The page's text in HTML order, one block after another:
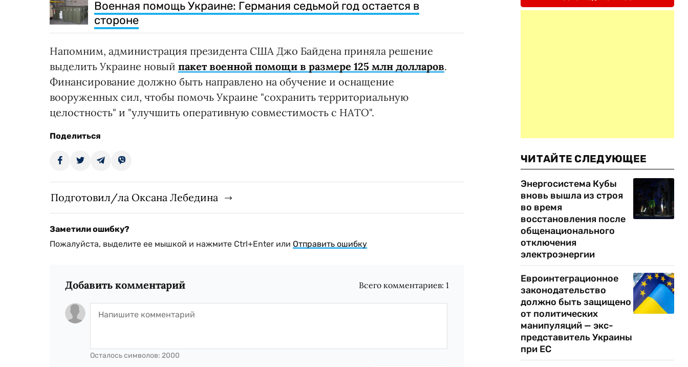
Военная помощь Украине: Германия седьмой год остается в
стороне
Напомним, администрация президента США Джо Байдена приняла решение
выделить Украине новый пакет военной помощи в размере 125 млн долларов.
Финансирование должно быть направлено на обучение и оснащение
вооруженных сил, чтобы помочь Украине "сохранить территориальную
целостность" и "улучшить оперативную совместимость с НАТО".
Поделиться
Подготовил/ла Оксана Лебедина
Заметили ошибку?
Пожалуйста, выделите ее мышкой и нажмите Ctrl+Enter или Отправить ошибку
Добавить комментарий Всего комментариев:1
Осталось символов: 2000
ЧИТАЙТЕ СЛЕДУЮЩЕЕ
Энергосистема Кубы
вновь вышла из строя
во время
восстановления после
общенационального
отключения
электроэнергии
Евроинтеграционное
законодательство
должно быть защищено
от политических
манипуляций — экс-
представитель Украины
при ЕС